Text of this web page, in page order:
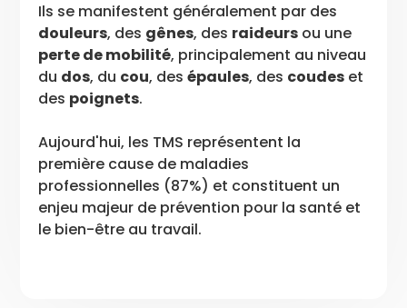
Ils se manifestent généralement par des
douleurs, des gênes, des raideurs ou une
perte de mobilité, principalement au niveau
du dos, du cou, desépaules, des coudes et
des poignets.
Aujourd'hui, les TMS représentent la
première cause de maladies
professionnelles (87%) et constituent un
enjeu majeur de prévention pour la santé et
le bien-être au travail.